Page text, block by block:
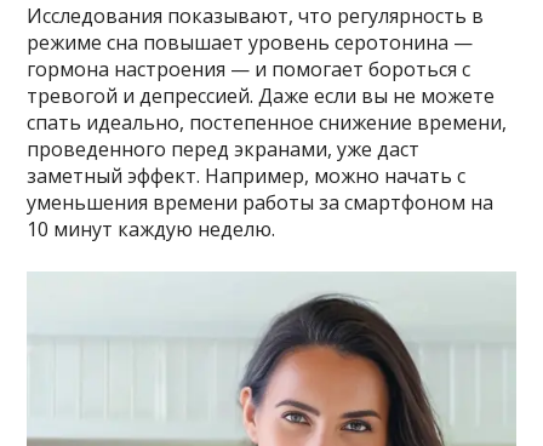
Исследования показывают, что регулярность в
режиме сна повышает уровень серотонина —
гормона настроения — и помогает бороться с
тревогой и депрессией. Даже если вы не можете
спать идеально, постепенное снижение времени,
проведенного перед экранами, уже даст
заметный эффект. Например, можно начать с
уменьшения времени работы за смартфоном на
10 минут каждую неделю.